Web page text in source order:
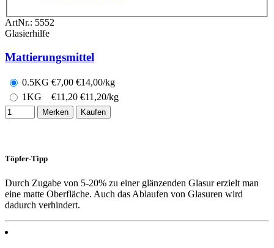
ArtNr.: 5552
Glasierhilfe
Mattierungsmittel
0.5KG €7,00 €14,00/kg
1KG
€11,20 €11,20/kg
Merken Kaufen
Töpfer-Tipp
Durch Zugabe von 5-20% zu einer glänzenden Glasur erzielt man
eine matte Oberfläche. Auch das Ablaufen von Glasuren wird
dadurch verhindert.